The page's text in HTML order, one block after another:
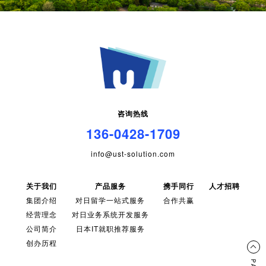
咨询热线
136-0428-1709
info@ust-solution.com
关于我们
集团介绍
经营理念
公司简介
创办历程
产品服务
对日留学一站式服务
对日业务系统开发服务
日本IT就职推荐服务
携手同行
合作共赢
人才招聘